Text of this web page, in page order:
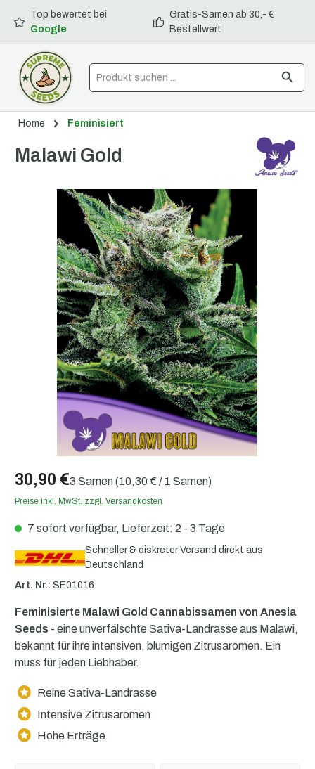
springen
Top bewertet bei
Google
Gratis-Samen ab 30,- €
Bestellwert
Home Feminisiert
Malawi Gold
30,90 €3 Samen(10,30 € / 1 Samen)
Preise inkl. MwSt. zzgl. Versandkosten
7 sofort verfügbar, Lieferzeit: 2 - 3 Tage
Schneller & diskreter Versand direkt aus
Deutschland
Art. Nr.: SE01016
Feminisierte Malawi Gold Cannabissamen von Anesia
Seeds - eine unverfälschte Sativa-Landrasse aus Malawi,
bekannt für ihre intensiven, blumigen Zitrusaromen. Ein
muss für jeden Liebhaber.
Reine Sativa-Landrasse
Intensive Zitrusaromen
Hohe Erträge
Bildergalerie überspringen